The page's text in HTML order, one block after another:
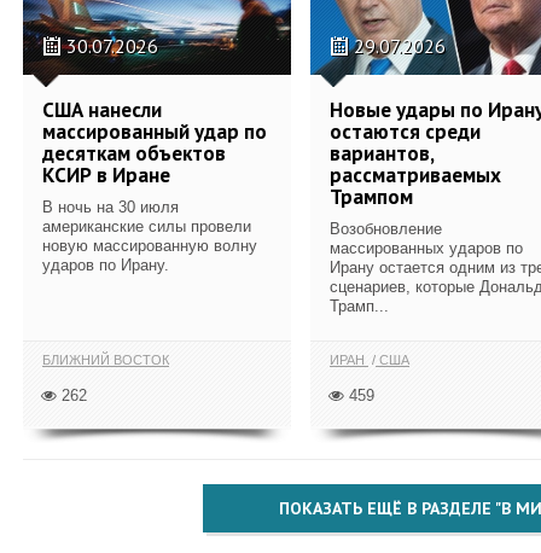
30.07.2026
США нанесли
массированный удар по
десяткам объектов
КСИР в Иране
В ночь на 30 июля
американские силы провели
новую массированную волну
ударов по Ирану.
БЛИЖНИЙ ВОСТОК
262
29.07.2026
Новые удары по
остаются среди
вариантов,
рассматриваемых
Трампом
Возобновление
массированных ударов по
Ирану остается одним из
сценариев, которые
Трамп...
ИРАН США
459
ПОКАЗАТЬ ЕЩЁ В РАЗДЕЛЕ "В